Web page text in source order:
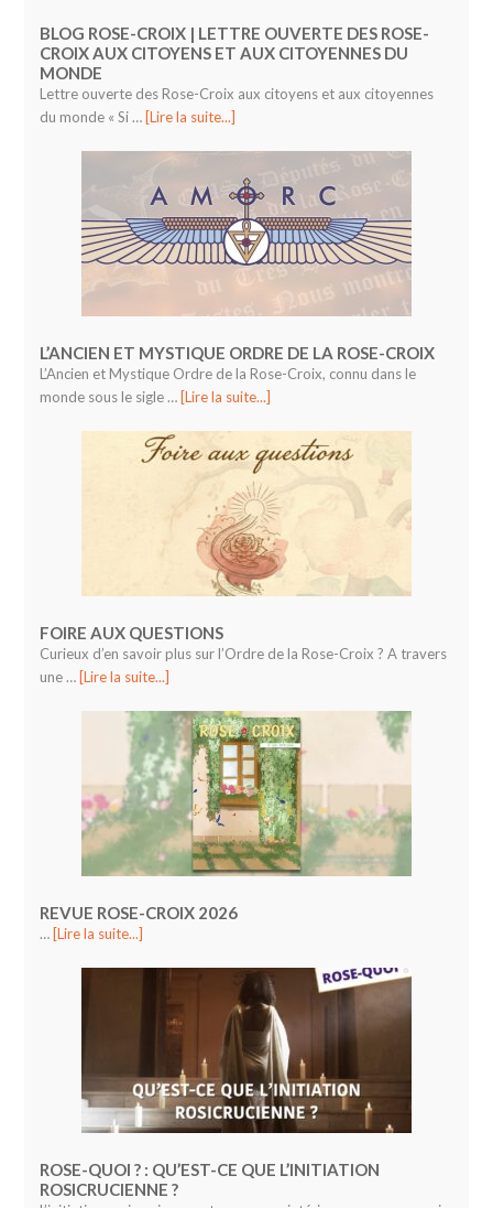
BLOG ROSE-CROIX | LETTRE OUVERTE DES ROSE-
CROIX AUX CITOYENS ET AUX CITOYENNES DU
MONDE
Lettre ouverte des Rose-Croix aux citoyens et aux citoyennes
du monde « Si … [Lire la suite...]
L’ANCIEN ET MYSTIQUE ORDRE DE LA ROSE-CROIX
L’Ancien et Mystique Ordre de la Rose-Croix, connu dans le
monde sous le sigle … [Lire la suite...]
FOIRE AUX QUESTIONS
Curieux d’en savoir plus sur l’Ordre de la Rose-Croix ? A travers
une … [Lire la suite...]
REVUE ROSE-CROIX 2026
… [Lire la suite...]
ROSE-QUOI ? : QU’EST-CE QUE L’INITIATION
ROSICRUCIENNE ?